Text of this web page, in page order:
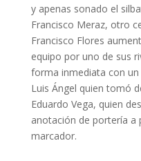
y apenas sonado el
Francisco Meraz, otro
Francisco Flores
equipo por uno de sus
forma inmediata con
Luis Ángel quien tomó
Eduardo Vega, quien
anotación de portería a
marcador.